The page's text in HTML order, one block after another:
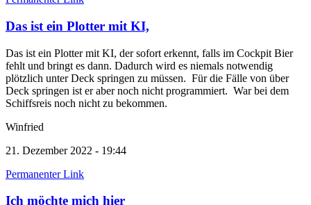
Das ist ein Plotter mit KI,
Das ist ein Plotter mit KI, der sofort erkennt, falls im Cockpit Bier
fehlt und bringt es dann. Dadurch wird es niemals notwendig
plötzlich unter Deck springen zu müssen. Für die Fälle von über
Deck springen ist er aber noch nicht programmiert. War bei dem
Schiffsreis noch nicht zu bekommen.
Winfried
21. Dezember 2022 - 19:44
Permanenter Link
Ich möchte mich hier